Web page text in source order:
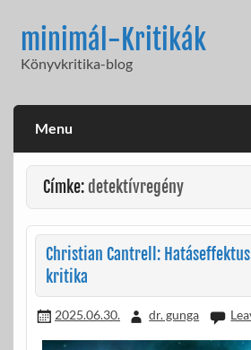
contentminimál-Kritikák
Könyvkritika-blog
Menu
Címke: detektívregény
Christian Cantrell:
kritika
2025.06.30. dr. gunga